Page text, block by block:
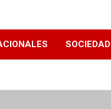
SOCIEDAD